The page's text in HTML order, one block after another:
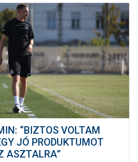
“BIZTOS VOLTAM
JÓ PRODUKTUMOT
ASZTALRA”